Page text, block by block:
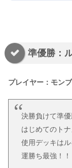
準優勝：
プレイヤー：モン
決勝負けて準優
はじめてのト
使用デッキはル
運勝ち最強！！